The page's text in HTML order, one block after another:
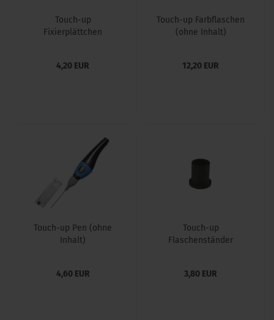
Touch-up
Fixierplättchen
4,20 EUR
Touch-up Farbflaschen
(ohne Inhalt)
12,20 EUR
Touch-up Pen (ohne
Inhalt)
4,60 EUR
Touch-up
Flaschenständer
3,80 EUR